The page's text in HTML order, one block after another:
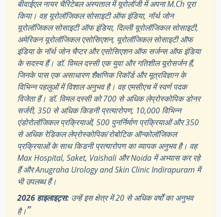
बीवाईएल नायर चैरिटेबल अस्पताल में यूरोलॉजी में अपना M.Ch पूरा
किया। वह यूरोलॉजिकल सोसाइटी ऑफ इंडिया, नॉर्थ जोन
यूरोलॉजिकल सोसाइटी ऑफ इंडिया, दिल्ली यूरोलॉजिकल सोसाइटी,
अमेरिकन यूरोलॉजिकल एसोसिएशन, यूरोलॉजिकल सोसाइटी ऑफ
इंडिया के नॉर्थ जोन चैप्टर और एसोसिएशन ऑफ सर्जन्स ऑफ इंडिया
के सदस्य हैं। डॉ. विमल दस्सी एक युवा और गतिशील यूरोसर्जन हैं,
जिनके पास एक असाधारण शैक्षणिक रिकॉर्ड और मूत्रविज्ञान के
विभिन्न पहलुओं में विशाल अनुभव है। वह एमसीएच में स्वर्ण पदक
विजेता हैं। डॉ. विमल दस्सी को 700 से अधिक लेप्रोस्कोपिक डोनर
सर्जरी, 350 से अधिक किडनी प्रत्यारोपण, 10,000 विभिन्न
एंडोरोलॉजिकल प्रक्रियाओं, 500 पुनर्निर्माण प्रक्रियाओं और 350
से अधिक रेडिकल लेप्रोस्कोपिक/रोबोटिक ऑन्कोलॉजिकल
प्रक्रियाओं के साथ किडनी प्रत्यारोपण का व्यापक अनुभव है। वह
Max Hospital, Saket, Vaishali और Noida में अभ्यास कर रहे
हैं और Anugraha Urology and Skin Clinic Indirapuram में
भी उपलब्ध हैं।
2026 हाइलाइट्स: उन्हें इस क्षेत्र में 20 से अधिक वर्षों का अनुभव
है।”